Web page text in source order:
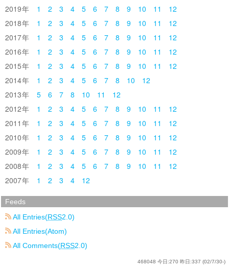
2019
1 2 3 4 5 6 7 8 9 10 11
12
2018
1 2 3 4 5 6 7 8 9 10 11
12
2017
1 2 3 4 5 6 7 8 9 10 11
12
2016
1 2 3 4 5 6 7 8 9 10 11
12
2015
1 2 3 4 5 6 7 8 9 10 11
12
2014
1 2 3 4 5 6 7 8 10
12
2013
5 6 7 8 10 11
12
2012
1 2 3 4 5 6 7 8 9 10 11
12
2011
1 2 3 4 5 6 7 8 9 10 11
12
2010
1 2 3 4 5 6 7 8 9 10 11
12
2009
1 2 3 4 5 6 7 8 9 10 11
12
2008
1 2 3 4 5 6 7 8 9 10 11
12
2007
1 2 3 4 12
Feeds
All Entries(RSS2.0)
All Entries(Atom)
All Comments(RSS2.0)
468048 今日:270 昨日:337 (02/7/30-)